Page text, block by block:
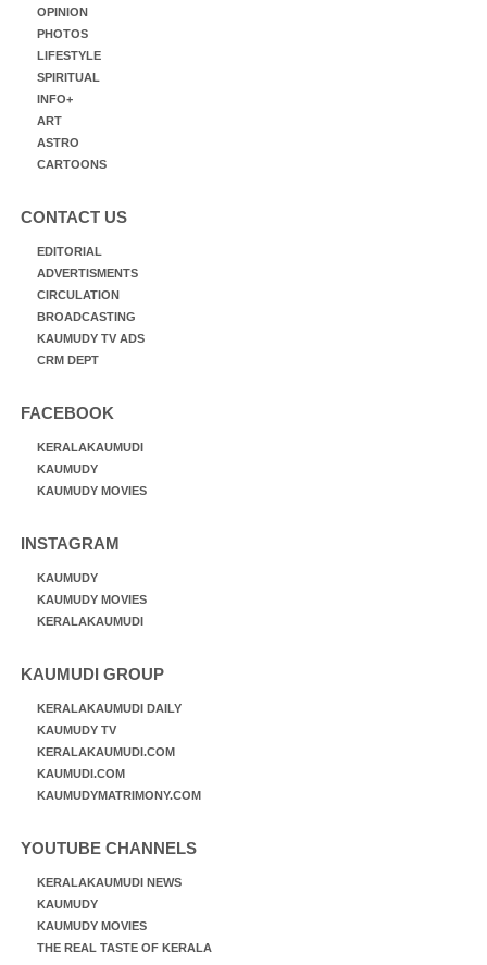
OPINION
PHOTOS
LIFESTYLE
SPIRITUAL
INFO+
ART
ASTRO
CARTOONS
CONTACT US
EDITORIAL
ADVERTISMENTS
CIRCULATION
BROADCASTING
KAUMUDY TV ADS
CRM DEPT
FACEBOOK
KERALAKAUMUDI
KAUMUDY
KAUMUDY MOVIES
INSTAGRAM
KAUMUDY
KAUMUDY MOVIES
KERALAKAUMUDI
KAUMUDI GROUP
KERALAKAUMUDI DAILY
KAUMUDY TV
KERALAKAUMUDI.COM
KAUMUDI.COM
KAUMUDYMATRIMONY.COM
YOUTUBE CHANNELS
KERALAKAUMUDI NEWS
KAUMUDY
KAUMUDY MOVIES
THE REAL TASTE OF KERALA